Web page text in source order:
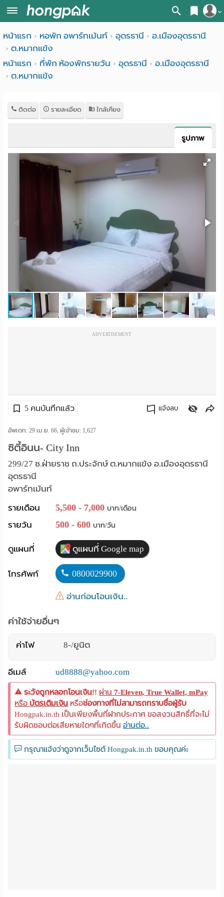
สมัครสมาชิก
หน้า
ค้นหา
ค้นจากสถานีรถไฟฟ้า
ค้นจากสถานศึกษา
ค้นจากแผนที่
ค้นแบบละเอียด
พาร์
เม้น
ราย
เดือน
พัก
ราย
ฟรี
Language
English
หน้าแรก หอพัก อพาร์ทเม้นท์ อุดรธานี
อ.เมืองอุดรธานี
ต.หมากแข้ง
หน้าแรก
ที่พัก ห้องพักรายวัน อุดรธานี
อ.เมืองอุดรธานี
ต.หมากแข้ง
ติดต่อ รายละเอียด ใกล้เคียง
รูปภาพ
ADVERTISEMENT
5 คนบันทึกแล้ว แจ้งลบ
อัพเดท: 29 เม.ย. 66, ผู้เข้าชม: 1,627
ซิตี้อินน- City Inn
299/27 ซ.ฝ่ายราช ถ.ประจักษ์ ต.หมากแข้ง อ.เมืองอุดรธานี
อุดรธานี
อพาร์ทเม้นท์
รายเดือน
5,500 - 7,000 บาท/เดือน
รายวัน 500 - 600 บาท/วัน
ดูแผนที่ ดูแผนที่ Google map
โทรศัพท์ 0800029900
อ่านก่อนโอนเงิน..
ค่าใช้จ่ายอื่นๆ
ค่าไฟ 8-/ยูนิต
อีเมล์ ud8888@yahoo.com
ระวังถูกหลอกโอนเงิน!! ผ่าน7-Eleven, True Wallet, mPay
หรือ บัตรเติมเงิน หรือช่องทางที่ไม่สามารถทราบชื่อผู้รับ
Hongpak.in.th เป็นเพียงพื้นที่ฝากประกาศ ขอสงวนสิทธิ์ที่จะไม่
รับผิดชอบต่อเสียหายใดๆที่เกิดขึ้นอ่านต่อ..
กรุณาแจ้งว่าดูจากเว็บไซต์ Hongpak.in.th ขอบคุณค่ะ